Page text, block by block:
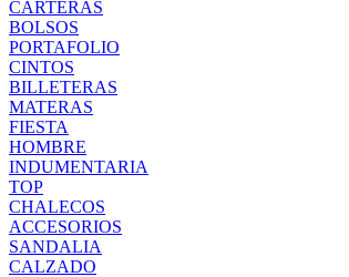
CARTERAS
BOLSOS
PORTAFOLIO
CINTOS
BILLETERAS
MATERAS
FIESTA
HOMBRE
INDUMENTARIA
TOP
CHALECOS
ACCESORIOS
SANDALIA
CALZADO